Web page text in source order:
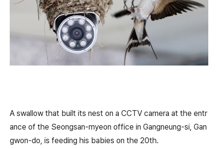
A swallow that built its nest on a CCTV camera at the entr
ance of the Seongsan-myeon office in Gangneung-si, Gan
gwon-do, is feeding his babies on the 20th.